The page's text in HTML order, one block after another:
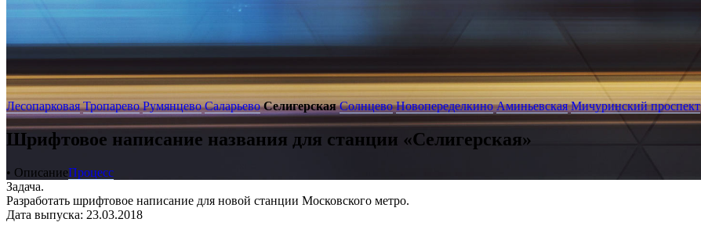
Лесопарковая Тропарево Румянцево Саларьево Селигерская Солнцево Новопеределкино Аминьевская Мичуринский проспект
Шрифтовое написание названия для станции «Селигерская»
• ОписаниеПроцесс
Задача.
Разработать шрифтовое написание для новой станции Московского метро.
Дата выпуска: 23.03.2018